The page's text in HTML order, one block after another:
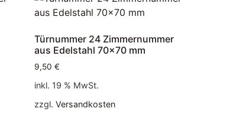
Türnummer 24 Zimmernummer
aus Edelstahl 70×70 mm
9,50€
inkl. 19 % MwSt.
zzgl.Versandkosten